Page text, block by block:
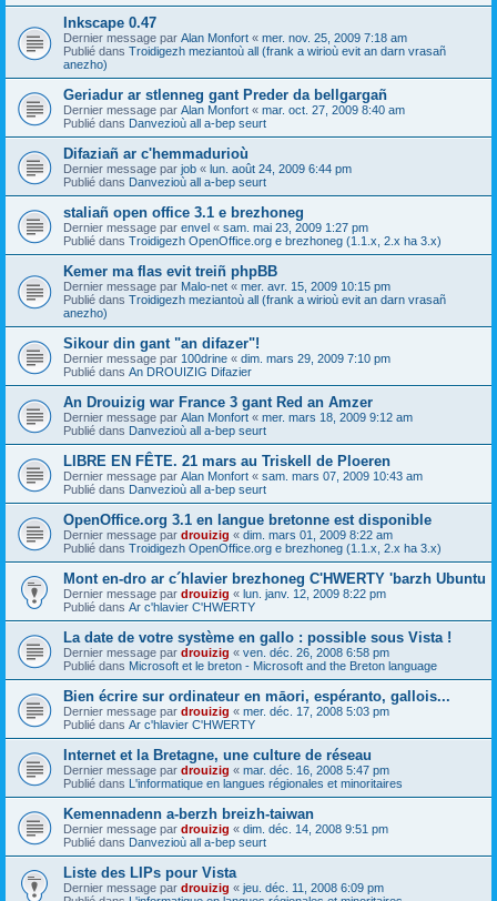
Inkscape 0.47
Dernier message par Alan Monfort « mer. nov. 25, 2009 7:18 am
Publié dans Troidigezh meziantoù all (frank a wirioù evit an darn vrasañ
anezho)
Geriadur ar stlenneg gant Preder da bellgargañ
Dernier message par Alan Monfort « mar. oct. 27, 2009 8:40 am
Publié dans Danvezioù all a-bep seurt
Difaziañ ar c'hemmadurioù
Dernier message par job « lun. août 24, 2009 6:44 pm
Publié dans Danvezioù all a-bep seurt
staliañ open office 3.1 e brezhoneg
Dernier message par envel « sam. mai 23, 2009 1:27 pm
Publié dans Troidigezh OpenOffice.org e brezhoneg (1.1.x, 2.x ha 3.x)
Kemer ma flas evit treiñ phpBB
Dernier message par Malo-net « mer. avr. 15, 2009 10:15 pm
Publié dans Troidigezh meziantoù all (frank a wirioù evit an darn vrasañ
anezho)
Sikour din gant "an difazer"!
Dernier message par 100drine « dim. mars 29, 2009 7:10 pm
Publié dans An DROUIZIG Difazier
An Drouizig war France 3 gant Red an Amzer
Dernier message par Alan Monfort « mer. mars 18, 2009 9:12 am
Publié dans Danvezioù all a-bep seurt
LIBRE EN FÊTE. 21 mars au Triskell de Ploeren
Dernier message par Alan Monfort « sam. mars 07, 2009 10:43 am
Publié dans Danvezioù all a-bep seurt
OpenOffice.org 3.1 en langue bretonne est disponible
Dernier message par drouizig « dim. mars 01, 2009 8:22 am
Publié dans Troidigezh OpenOffice.org e brezhoneg (1.1.x, 2.x ha 3.x)
Mont en-dro ar c´hlavier brezhoneg C'HWERTY 'barzh Ubuntu
Dernier message par drouizig « lun. janv. 12, 2009 8:22 pm
Publié dans Ar c'hlavier C'HWERTY
La date de votre système en gallo : possible sous Vista !
Dernier message par drouizig « ven. déc. 26, 2008 6:58 pm
Publié dans Microsoft et le breton - Microsoft and the Breton language
Bien écrire sur ordinateur en māori, espéranto, gallois...
Dernier message par drouizig « mer. déc. 17, 2008 5:03 pm
Publié dans Ar c'hlavier C'HWERTY
Internet et la Bretagne, une culture de réseau
Dernier message par drouizig « mar. déc. 16, 2008 5:47 pm
Publié dans L'informatique en langues régionales et minoritaires
Kemennadenn a-berzh breizh-taiwan
Dernier message par drouizig « dim. déc. 14, 2008 9:51 pm
Publié dans Danvezioù all a-bep seurt
Liste des LIPs pour Vista
Dernier message par drouizig « jeu. déc. 11, 2008 6:09 pm